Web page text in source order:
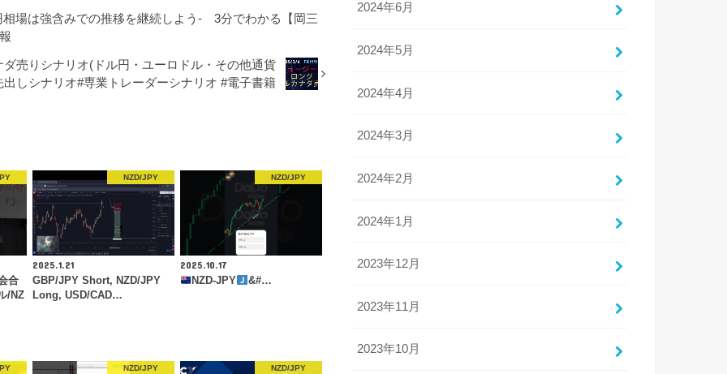
場は強含みでの推移を継続しよう- 3分でわかる【岡三
売りシナリオ(ドル円・ユーロドル・その他通貨
しシナリオ#専業トレーダーシナリオ #電子書籍
合
/NZ
NZD/JPY
2025.1.21
GBP/JPY Short, NZD/JPY
Long, USD/CAD…
NZD/JPY
2025.10.17
NZD-JPY
&#…
NZD/JPY NZD/JPY
2024年6月
2024年5月
2024年4月
2024年3月
2024年2月
2024年1月
2023年12月
2023年11月
2023年10月